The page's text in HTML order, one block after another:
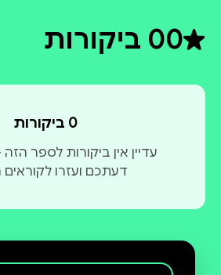
0דירוג ממוצע 0 מתוך 5
0 ביקורות
0 ביקורות
עדיין אין ביקורות לספר
דעתכם ועזרו